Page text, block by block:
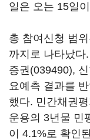
일은 오는 15일
총 참여신청 범
까지로 나타났다
증권(039490),
요예측 결과를
했다. 민간채권
운용의 3년물 민
이 4.1%로 확인